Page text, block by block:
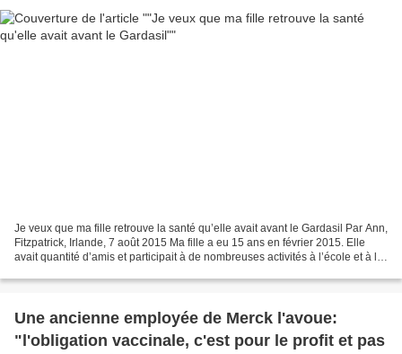
Je veux que ma fille retrouve la santé qu’elle avait avant le Gardasil Par Ann,
Fitzpatrick, Irlande, 7 août 2015 Ma fille a eu 15 ans en février 2015. Elle
avait quantité d’amis et participait à de nombreuses activités à l’école et à la
Une ancienne employée de Merck l'avoue:
"l'obligation vaccinale, c'est pour le profit et pas